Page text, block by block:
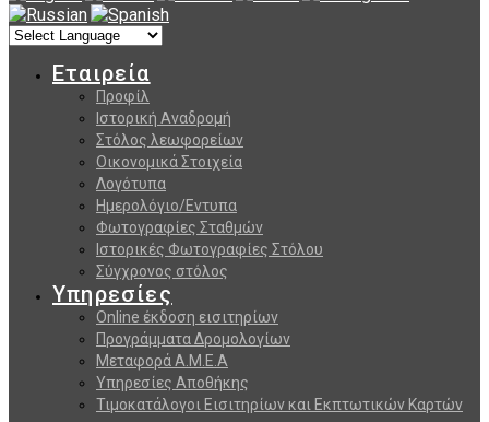
Εταιρεία
Προφίλ
Ιστορική Αναδρομή
Στόλος λεωφορείων
Οικονομικά Στοιχεία
Λογότυπα
Ημερολόγιο/Εντυπα
Φωτογραφίες Σταθμών
Ιστορικές Φωτογραφίες Στόλου
Σύγχρονος στόλος
Υπηρεσίες
Online έκδοση εισιτηρίων
Προγράμματα Δρομολογίων
Μεταφορά Α.Μ.Ε.Α
Υπηρεσίες Αποθήκης
Τιμοκατάλογοι Εισιτηρίων και Εκπτωτικών Καρτών